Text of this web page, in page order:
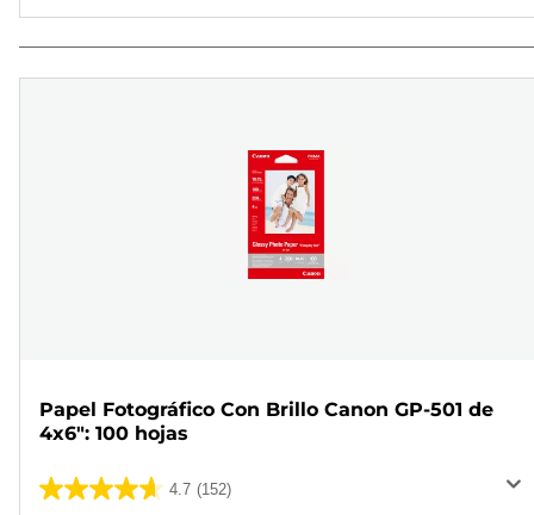
Papel Fotográfico Con Brillo Canon GP-501 de
4x6": 100 hojas
4.7 (152)
4.7